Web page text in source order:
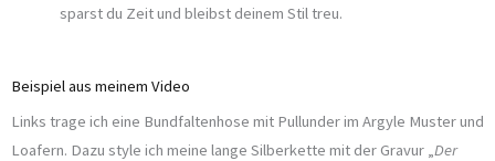
sparst du Zeit und bleibst deinem Stil treu.
Beispiel aus meinem Video
Links trage ich eine Bundfaltenhose mit Pullunder im Argyle Muster und
Loafern. Dazu style ich meine lange Silberkette mit der Gravur „Der